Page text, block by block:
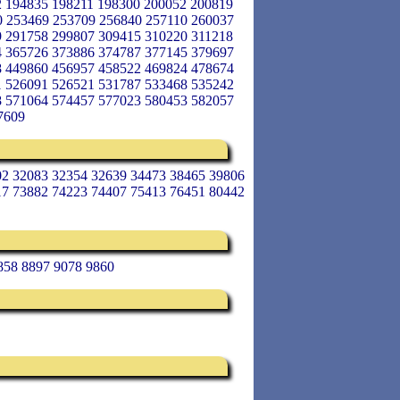
198211 198300 200052 200819
253709 256840 257110 260037
299807 309415 310220 311218
373886 374787 377145 379697
456957 458522 469824 478674
526521 531787 533468 535242
574457 577023 580453 582057
32083 32354 32639 34473 38465 39806
73882 74223 74407 75413 76451 80442
8897 9078 9860